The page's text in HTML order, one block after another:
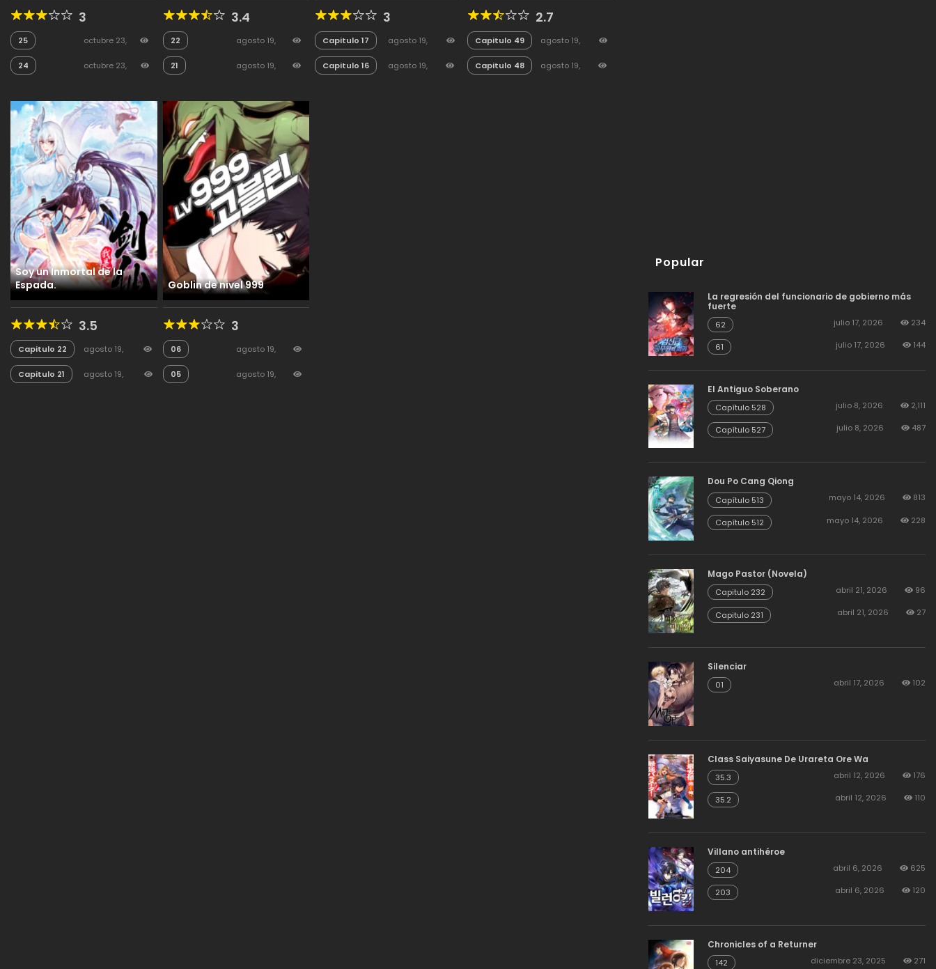
3
25
octubre 23,
24
octubre 23,
una novia Tsundere
3.4
22
agosto 19,
21
agosto 19,
3
Capitulo 17
agosto 19,
Capitulo 16
agosto 19,
2.7
Capitulo 49
agosto 19,
Capitulo 48
agosto 19,
Soy un Inmortal de la
Espada.
3.5
Capitulo 22
agosto 19,
Capitulo 21
agosto 19,
Goblin de nivel 999
3
06
agosto 19,
05
agosto 19,
Popular
La regresión del funcionario de gobierno más
fuerte
62 julio 17, 2026 234
61 julio 17, 2026 144
El Antiguo Soberano
Capítulo 528 julio 8, 2026 2,111
Capítulo 527 julio 8, 2026 487
Dou Po Cang Qiong
Capítulo 513 mayo 14, 2026 813
Capítulo 512 mayo 14, 2026 228
Mago Pastor (Novela)
Capitulo 232 abril 21, 2026 96
Capitulo 231 abril 21, 2026 27
Silenciar
01 abril 17, 2026 102
Class Saiyasune De Urareta Ore Wa
35.3 abril 12, 2026 176
35.2 abril 12, 2026 110
Villano antihéroe
204 abril 6, 2026 625
203 abril 6, 2026 120
Chronicles of a Returner
142 diciembre 23, 2025 271